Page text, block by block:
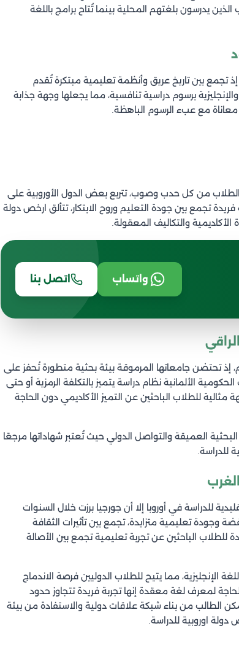
يدرسون بلغتهم المحلية بينما تُتاح برامج باللغة
إذ تجمع بين تاريخ عريق وأنظمة تعليمية مبتكرة تُقدم
والإنجليزية برسوم دراسية تنافسية، مما يجعلها وجهة جذابة
مع عبء الرسوم الباهظة.
من كل حدب وصوب، تتربع بعض الدول الأوروبية على
تجمع بين جودة التعليم وروح الابتكار، تتألق ارخص دولة
والتكاليف المعقولة.
واتساب اتصل بنا
إذ تحتضن جامعاتها المرموقة بيئة بحثية متطورة تُحفز على
الألمانية نظام دراسة يتميز بالتكلفة الرمزية أو حتى
للطلاب الباحثين عن التميز الأكاديمي دون الحاجة
البحثية العميقة والتواصل الدولي حيث تُعتبر شهاداتها مرجعًا
للدراسة.
للدراسة في أوروبا إلا أن جورجيا برزت خلال السنوات
وجودة تعليمية متزايدة، تجمع بين تأثيرات الثقافة
للطلاب الباحثين عن تجربة تعليمية تجمع بين الأصالة
الإنجليزية، مما يتيح للطلاب الدوليين فرصة الاندماج
لمعرف لغة معقدة إنها تجربة فريدة تتجاوز حدود
الطالب من بناء شبكة علاقات دولية والاستفادة من بيئة
اوروبية للدراسة.